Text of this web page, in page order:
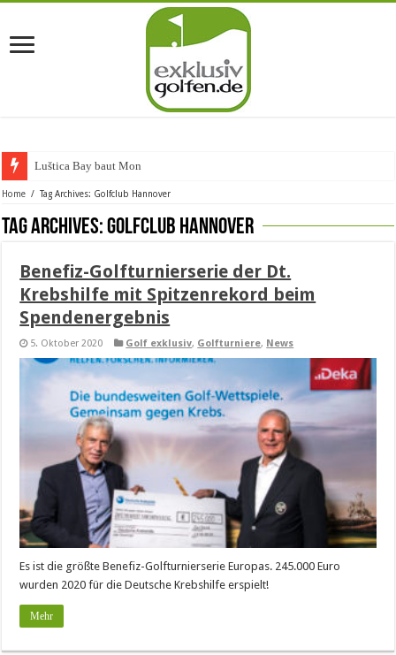
Luštica Bay baut Monteneg
Home / Tag Archives: Golfclub Hannover
Tag Archives:Golfclub Hannover
Benefiz-Golfturnierserie der Dt.
Krebshilfe mit Spitzenrekord beim
Spendenergebnis
5. Oktober 2020 Golf exklusiv, Golfturniere, News
Es ist die größte Benefiz-Golfturnierserie Europas. 245.000 Euro
wurden 2020 für die Deutsche Krebshilfe erspielt!
Mehr